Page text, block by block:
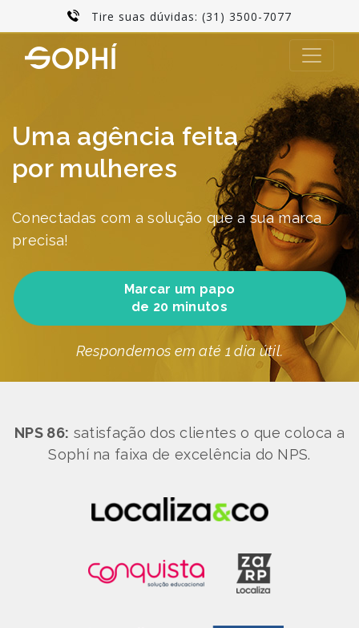
Tire suas dúvidas: (31) 3500-7077
Uma agência feita
por mulheres
Conectadas com a solução que a sua marca
precisa!
Marcar um papo
de 20 minutos
Respondemos em até 1 dia útil.
NPS 86: satisfação dos clientes o que coloca a
Sophí na faixa de excelência do NPS.